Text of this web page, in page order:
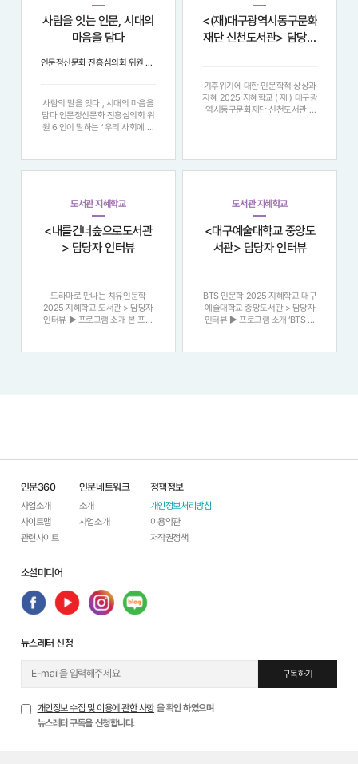
사람을 잇는 인문, 시대의
마음을 담다
인문정신문화 진흥심의회 위원 6인이 말하는 ‘우리 사회에 인문이 필요한 이유’
사람의 말을 잇다 , 시대의 마음을
담다 인문정신문화 진흥심의회 위
원 6 인이 말하는 ‘ 우리 사회에 인
식을 넘어 , 어떻게 사람에게 닿을
<(재)대구광역시동구문화
재단 신천도서관> 담당자
기후위기에 대한 인문학적 상상과
지혜 2025 지혜학교 ( 재 ) 대구광
역시동구문화재단 신천도서관 >
인한 산불 발생의 심각성에 대해
인식하고 , 서양 문화 콘텐츠를 통
도서관 지혜학교
<내를건너숲으로도서관
> 담당자 인터뷰
드라마로 만나는 치유인문학
2025 지혜학교 도서관 > 담당자
인터뷰 ▶ 프로그램 소개 본 프로
대중성과 친근감이 넘치는 ‘ 드라
도서관 지혜학교
<대구예술대학교 중앙도
서관> 담당자 인터뷰
BTS 인문학 2025 지혜학교 대구
예술대학교 중앙도서관 > 담당자
인터뷰 ▶ 프로그램 소개 ‘BTS 인
(Think Big) 와 행동 (Behavior) 을
인문360
사업소개
사이트맵
관련사이트
인문네트워크
소개
사업소개
정책정보
개인정보처리방침
이용약관
저작권정책
소셜미디어
뉴스레터 신청
구독하기
개인정보 수집 및 이용에 관한 사항 을 확인 하였으며
뉴스레터 구독을 신청합니다.